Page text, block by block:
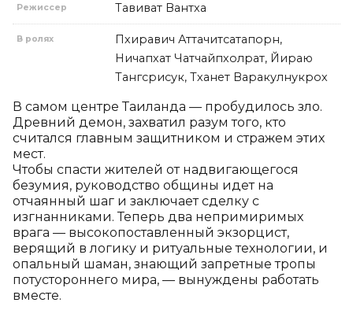
Режиссер Тавиват Вантха
В ролях
Пхиравич Аттачитсатапорн,
Ничапхат Чатчайпхолрат, Йираю
Тангсрисук, Тханет Варакулнукрох
В самом центре Таиланда — пробудилось зло.
Древний демон, захватил разум того, кто
считался главным защитником и стражем этих
мест.
Чтобы спасти жителей от надвигающегося
безумия, руководство общины идет на
отчаянный шаг и заключает сделку с
изгнанниками. Теперь два непримиримых
врага — высокопоставленный экзорцист,
верящий в логику и ритуальные технологии, и
опальный шаман, знающий запретные тропы
потустороннего мира, — вынуждены работать
вместе.